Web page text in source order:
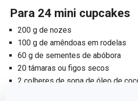
Para 24 mini cupcakes
200 g de nozes
100 g de amêndoas em rodelas
60 g de sementes de abóbora
20 tâmaras ou figos secos
2 colheres de sopa de óleo de